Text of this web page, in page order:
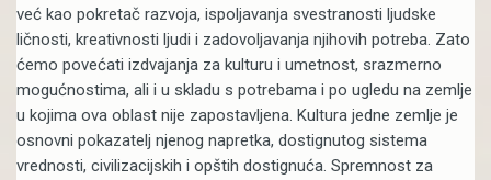
već kao pokretač razvoja, ispoljavanja svestranosti ljudske
ličnosti, kreativnosti ljudi i zadovoljavanja njihovih potreba. Zato
ćemo povećati izdvajanja za kulturu i umetnost, srazmerno
mogućnostima, ali i u skladu s potrebama i po ugledu na zemlje
u kojima ova oblast nije zapostavljena. Kultura jedne zemlje je
osnovni pokazatelj njenog napretka, dostignutog sistema
vrednosti, civilizacijskih i opštih dostignuća. Spremnost za